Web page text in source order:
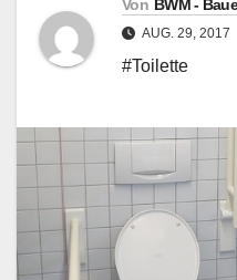
Von BWM -
AUG. 29, 2017
#Toilette